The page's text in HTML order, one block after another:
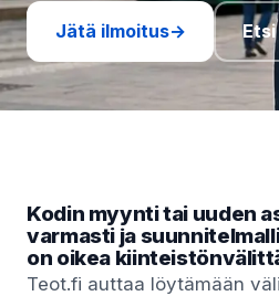
Jätä ilmoitus→
Kodin myynti tai uuden
varmasti ja
on oikea
Teot.fi auttaa löytämään